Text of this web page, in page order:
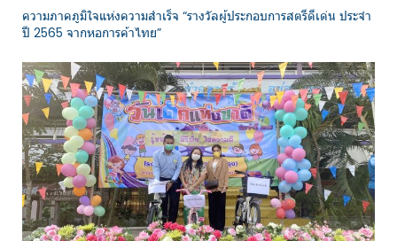
ความภาคภูมิใจแห่งความสำเร็จ “รางวัลผู้ประกอบการสตรีดีเด่น ประจำ
ปี 2565 จากหอการค้าไทย”